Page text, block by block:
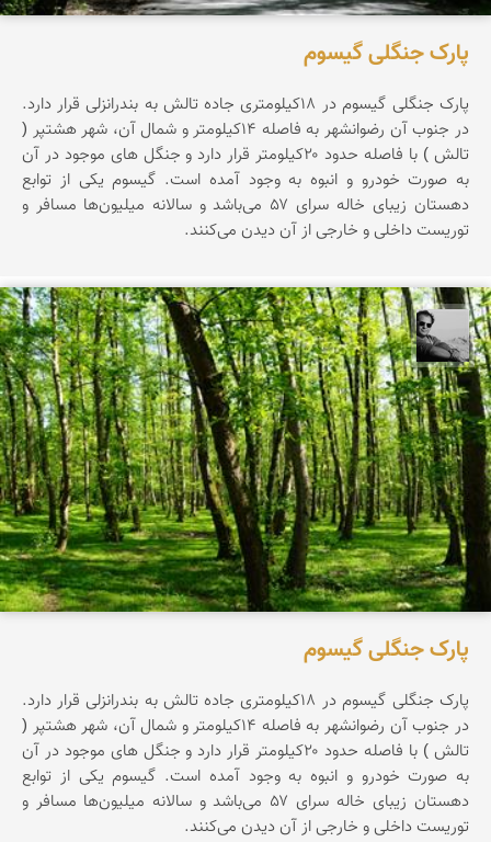
پارک جنگلی گیسوم
پارک جنگلی گیسوم در ۱۸کیلومتری جاده تالش به بندرانزلی قرار دارد.
در جنوب آن رضوانشهر به فاصله ۱۴کیلومتر و شمال آن، شهر هشتپر (
تالش ) با فاصله حدود ۲۰کیلومتر قرار دارد و جنگل های موجود در آن
به صورت خودرو و انبوه به وجود آمده است. گیسوم یکی از توابع
دهستان زیبای خاله سرای ۵۷ می‌باشد و سالانه میلیون‌ها مسافر و
توریست داخلی و خارجی از آن دیدن می‌کنند.
محمد رزازان
پارک جنگلی گیسوم
پارک جنگلی گیسوم در ۱۸کیلومتری جاده تالش به بندرانزلی قرار دارد.
در جنوب آن رضوانشهر به فاصله ۱۴کیلومتر و شمال آن، شهر هشتپر (
تالش ) با فاصله حدود ۲۰کیلومتر قرار دارد و جنگل های موجود در آن
به صورت خودرو و انبوه به وجود آمده است. گیسوم یکی از توابع
دهستان زیبای خاله سرای ۵۷ می‌باشد و سالانه میلیون‌ها مسافر و
توریست داخلی و خارجی از آن دیدن می‌کنند.